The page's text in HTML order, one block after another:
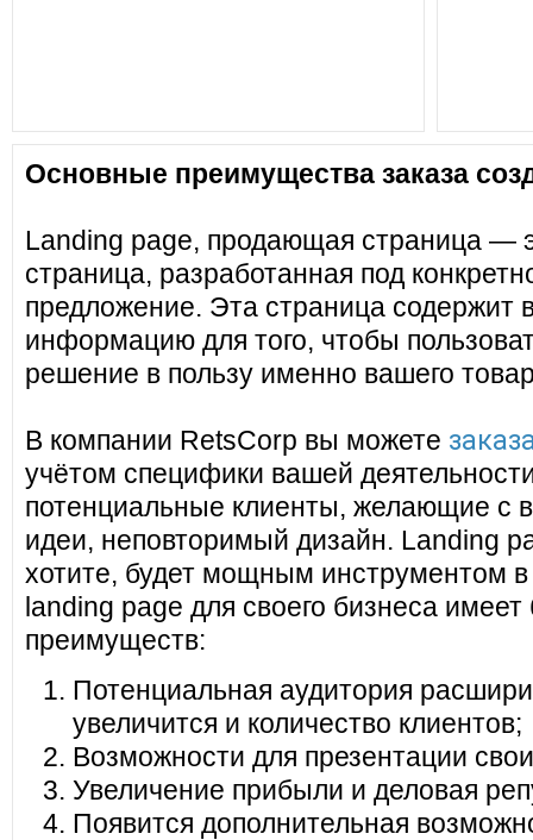
Основные преимущества заказа
Landing page, продающая страница —
страница, разработанная под
предложение. Эта страница содержит
информацию для того, чтобы
решение в пользу именно вашего
В компании RetsCorp вы можете
учётом специфики вашей
потенциальные клиенты, желающие с
идеи, неповторимый дизайн. Landing
хотите, будет мощным инструментом
landing page для своего бизнеса
преимуществ:
Потенциальная аудитория
увеличится и количество клиентов;
Возможности для презентации
Увеличение прибыли и деловая
Появится дополнительная